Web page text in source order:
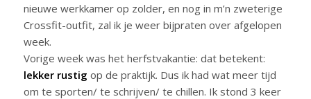
nieuwe werkkamer op zolder, en nog in m’n zweterige
Crossfit-outfit, zal ik je weer bijpraten over afgelopen
week.
Vorige week was het herfstvakantie: dat betekent:
lekker rustig op de praktijk. Dus ik had wat meer tijd
om te sporten/ te schrijven/ te chillen. Ik stond 3 keer